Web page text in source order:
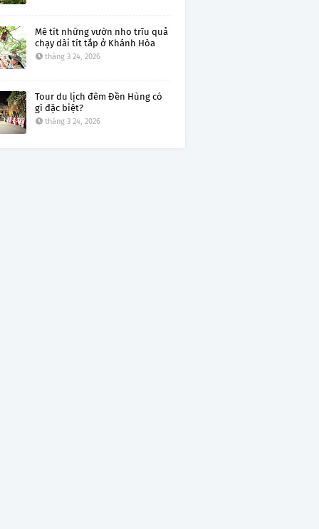
Mê tít những vườn nho trĩu quả
chạy dài tít tắp ở Khánh Hòa
tháng 3 24, 2026
Tour du lịch đêm Đền Hùng có
gì đặc biệt?
tháng 3 24, 2026